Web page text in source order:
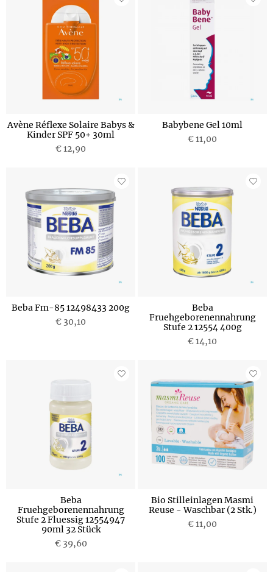
Avène Réflexe Solaire Babys &
Kinder SPF 50+ 30ml
€ 12,90
Babybene Gel 10ml
€ 11,00
Beba Fm-85 12498433 200g
€ 30,10
Beba
Fruehgeborenennahrung
Stufe 2 12554 400g
€ 14,10
Beba
Fruehgeborenennahrung
Stufe 2 Fluessig 12554947
90ml 32 Stück
€ 39,60
Bio Stilleinlagen Masmi
Reuse - Waschbar (2 Stk.)
€ 11,00